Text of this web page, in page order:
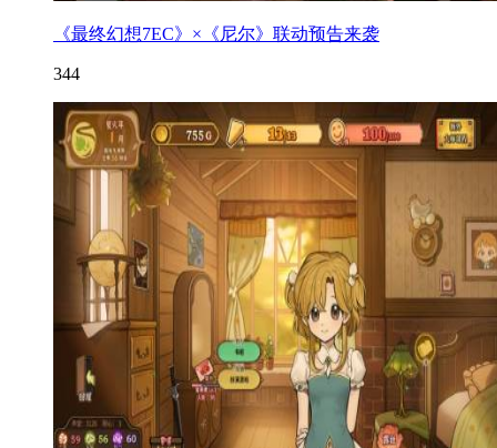
《最终幻想7EC》×《尼尔》联动预告来袭
344